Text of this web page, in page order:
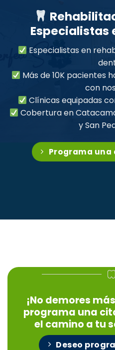
Especialistas
Especialistas en
Más de 10K pacientes
con
Clínicas equipadas
Cobertura en
y San
Programa
¡No demores
programa una
el camino a tu
Deseo